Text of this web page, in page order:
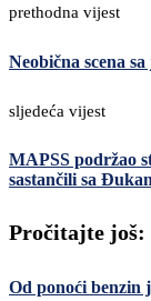
prethodna vijest
Neobična scena
sljedeća vijest
MAPSS podržao
sastančili sa
Pročitajte još:
Od ponoći benzin